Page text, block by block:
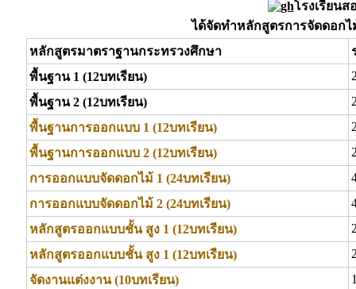
โรงเรียน
ได้จัดทำหลักสูตรการจัดดอก
หลักสูตรมาตราฐานกระทรวงศึกษา
พื้นฐาน 1 (12บทเรียน)
พื้นฐาน 2 (12บทเรียน)
พื้นฐานการออกแบบ 1 (12บทเรียน)
พื้นฐานการออกแบบ 2 (12บทเรียน)
การออกแบบจัดดอกไม้ 1 (24บทเรียน)
การออกแบบจัดดอกไม้ 2 (24บทเรียน)
หลักสูตรออกแบบชั้น สูง 1 (12บทเรียน)
หลักสูตรออกแบบชั้น สูง 1 (12บทเรียน)
จัดงานแต่งงาน (10บทเรียน)